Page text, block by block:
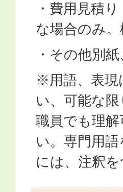
・費用見積
な場合のみ。
・その他別
※用語、表現
い、可能な
職員でも理
い。専門用
には、注釈